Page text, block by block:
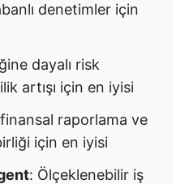
denetimler için
dayalı risk
artışı için en iyisi
raporlama ve
için en iyisi
: Ölçeklenebilir iş